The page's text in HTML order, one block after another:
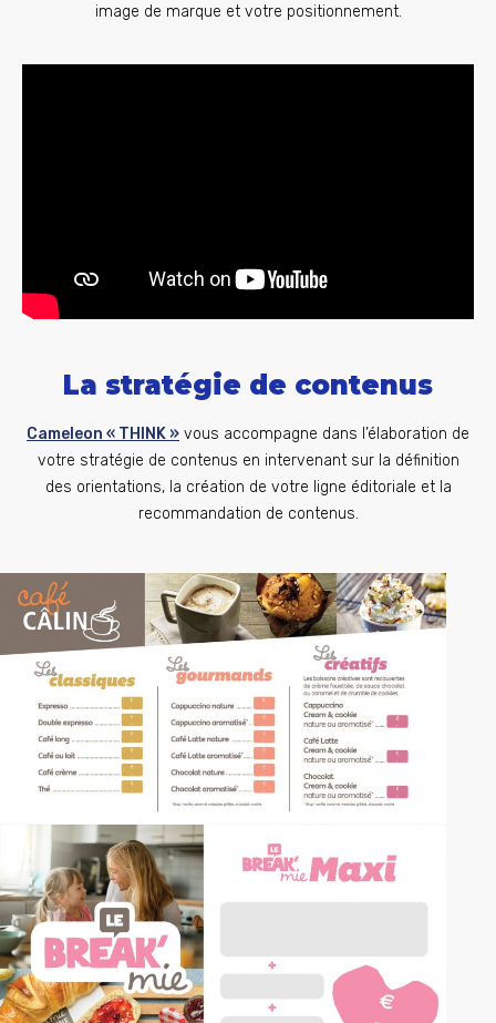
image de marque et votre positionnement.
La stratégie de contenus
Cameleon « THINK » vous accompagne dans l’élaboration de
votre stratégie de contenus en intervenant sur la définition
des orientations, la création de votre ligne éditoriale et la
recommandation de contenus.